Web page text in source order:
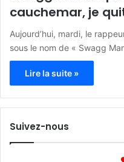
cauchemar, je
Aujourd’hui, mardi, le
sous le nom de « Swagg
Lire la suite »
Suivez-nous